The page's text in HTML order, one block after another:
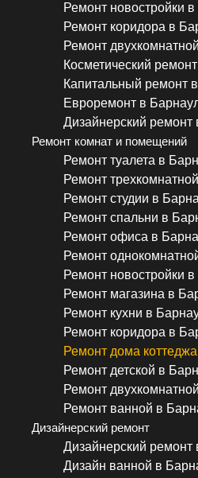
Ремонт новостройки
Ремонт коридора в
Ремонт
Косметический
Капитальный ремонт
Евроремонт в
Дизайнерский ремонт
Ремонт комнат и помещений
Ремонт туалета в
Ремонт
Ремонт студии в
Ремонт спальни в
Ремонт офиса в
Ремонт
Ремонт новостройки
Ремонт магазина в
Ремонт кухни в
Ремонт коридора в
Ремонт дома
Ремонт детской в
Ремонт
Ремонт ванной в
Дизайнерский ремонт
Дизайнерский ремонт
Дизайн ванной в